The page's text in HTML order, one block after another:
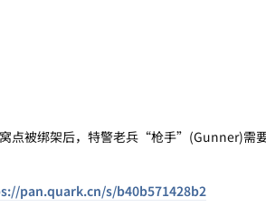
被绑架后，特警老兵“枪手”(Gunner)需
pan.quark.cn/s/b40b571428b2